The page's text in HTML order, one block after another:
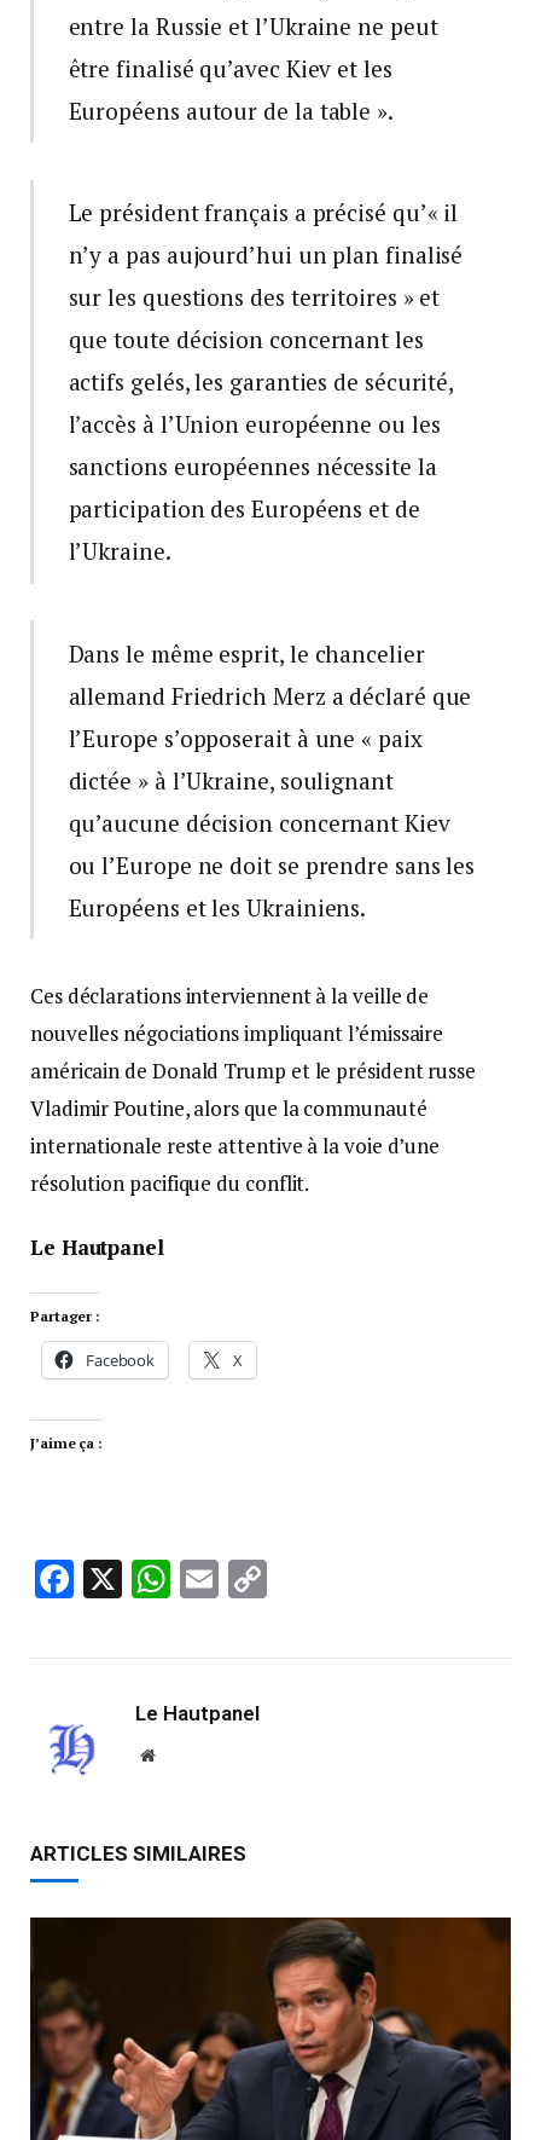
entre la Russie et l’Ukraine ne peut
être finalisé qu’avec Kiev et les
Européens autour de la table ».
Le président français a précisé qu’« il
n’y a pas aujourd’hui un plan finalisé
sur les questions des territoires » et
que toute décision concernant les
actifs gelés, les garanties de sécurité,
l’accès à l’Union européenne ou les
sanctions européennes nécessite la
participation des Européens et de
l’Ukraine.
Dans le même esprit, le chancelier
allemand Friedrich Merz a déclaré que
l’Europe s’opposerait à une « paix
dictée » à l’Ukraine, soulignant
qu’aucune décision concernant Kiev
ou l’Europe ne doit se prendre sans les
Européens et les Ukrainiens.
Ces déclarations interviennent à la veille de
nouvelles négociations impliquant l’émissaire
américain de Donald Trump et le président russe
Vladimir Poutine, alors que la communauté
internationale reste attentive à la voie d’une
résolution pacifique du conflit.
Le Hautpanel
Partager :
Facebook X
J’aime ça :
Facebook
X WhatsApp
Email
Le Hautpanel
Website
ARTICLES SIMILAIRES